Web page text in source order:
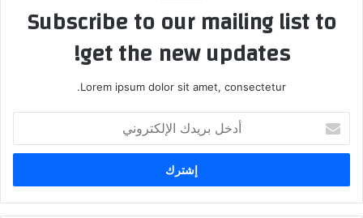
Subscribe to our mailing list to
get the new updates!
Lorem ipsum dolor sit amet, consectetur.
بريدك
الإلكتروني